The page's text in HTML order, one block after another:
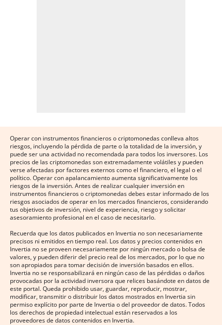
Operar con instrumentos financieros o criptomonedas conlleva altos
riesgos, incluyendo la pérdida de parte o la totalidad de la inversión, y
puede ser una actividad no recomendada para todos los inversores. Los
precios de las criptomonedas son extremadamente volátiles y pueden
verse afectadas por factores externos como el financiero, el legal o el
político. Operar con apalancamiento aumenta significativamente los
riesgos de la inversión. Antes de realizar cualquier inversión en
instrumentos financieros o criptomonedas debes estar informado de los
riesgos asociados de operar en los mercados financieros, considerando
tus objetivos de inversión, nivel de experiencia, riesgo y solicitar
asesoramiento profesional en el caso de necesitarlo.
Recuerda que los datos publicados en Invertia no son necesariamente
precisos ni emitidos en tiempo real. Los datos y precios contenidos en
Invertia no se proveen necesariamente por ningún mercado o bolsa de
valores, y pueden diferir del precio real de los mercados, por lo que no
son apropiados para tomar decisión de inversión basados en ellos.
Invertia no se responsabilizará en ningún caso de las pérdidas o daños
provocadas por la actividad inversora que relices basándote en datos de
este portal. Queda prohibido usar, guardar, reproducir, mostrar,
modificar, transmitir o distribuir los datos mostrados en Invertia sin
permiso explícito por parte de Invertia o del proveedor de datos. Todos
los derechos de propiedad intelectual están reservados a los
proveedores de datos contenidos en Invertia.